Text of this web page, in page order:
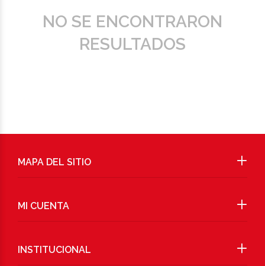
NO SE ENCONTRARON
RESULTADOS
MAPA DEL SITIO
MI CUENTA
INSTITUCIONAL